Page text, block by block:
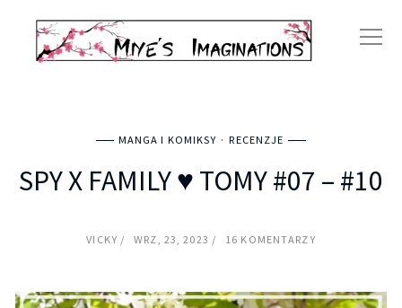
MANGA I KOMIKSY RECENZJE
SPY X FAMILY ♥ TOMY #07 – #10
VICKY WRZ, 23, 2023 16 KOMENTARZY